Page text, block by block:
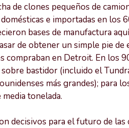
de clones pequeños de
e importadas en los
bases de manufactura
de obtener un simple pie
compraban en Detroit. En los
bastidor (incluido el
más grandes); para
tonelada.
decisivos para el futuro de las